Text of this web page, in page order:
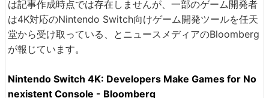
は記事作成時点では存在しませんが、一部のゲーム開発者
は4K対応のNintendo Switch向けゲーム開発ツールを任天
堂から受け取っている、とニュースメディアのBloomberg
が報じています。
Nintendo Switch 4K: Developers Make Games for No
nexistent Console - Bloomberg